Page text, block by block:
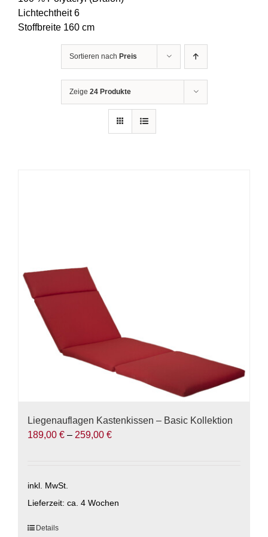
Lichtechtheit 6
Stoffbreite 160 cm
Sortieren nach Preis
Zeige 24 Produkte
Liegenauflagen Kastenkissen – Basic Kollektion
189,00 € – 259,00 €
inkl. MwSt.
Lieferzeit: ca. 4 Wochen
Dieses
Details